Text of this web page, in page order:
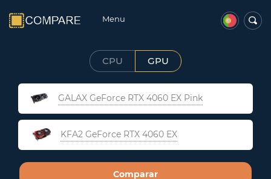
Menu
CPU GPU
GALAX GeForce RTX 4060 EX Pink
KFA2 GeForce RTX 4060 EX
Comparar